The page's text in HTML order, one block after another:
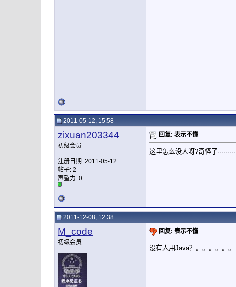
2011-05-12, 15:58
zixuan203344
初级会员
注册日期: 2011-05-12
帖子: 2
声望力: 0
回复: 表示不懂
这里怎么没人呀?奇怪了·········
2011-12-08, 12:38
M_code
初级会员
回复: 表示不懂
没有人用Java？。。。。。。